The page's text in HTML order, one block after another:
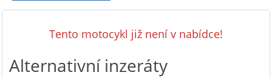
Tento motocykl již není v nabídce!
Alternativní inzeráty